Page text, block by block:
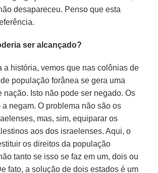
desapareceu. Penso que esta
ser alcançado?
a história, vemos que nas colônias de
população forânea se gera uma
nação. Isto não pode ser negado. Os
negam. O problema não são os
mas, sim, equiparar os
aos dos israelenses. Aqui, o
os direitos da população
tanto se isso se faz em um, dois ou
fato, a solução de dois estados é um